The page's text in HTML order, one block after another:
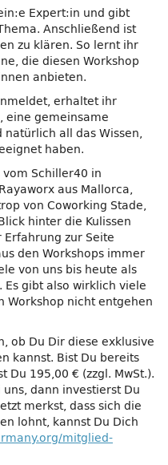
Expert:in und gibt
Anschließend ist
zu klären. So lernt ihr
die diesen Workshop
anbieten.
erhaltet ihr
eine gemeinsame
all das Wissen,
haben.
Schiller40 in
aus Mallorca,
von Coworking Stade,
hinter die Kulissen
zur Seite
den Workshops immer
von uns bis heute als
gibt also wirklich viele
Workshop nicht entgehen
ob Du Dir diese exklusive
kannst. Bist Du bereits
Du 195,00 € (zzgl. MwSt.).
dann investierst Du
merkst, dass sich die
lohnt, kannst Du Dich
mitglied-